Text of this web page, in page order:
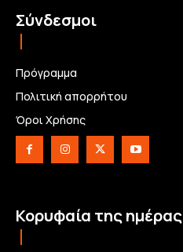
Σύνδεσμοι
Πρόγραμμα
Πολιτική απορρήτου
Όροι Χρήσης
Κορυφαία της ημέρας